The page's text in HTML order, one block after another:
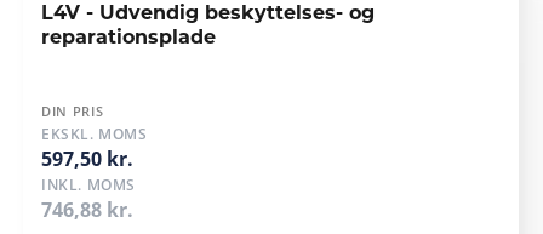
L4V - Udvendig beskyttelses- og
reparationsplade
DIN PRIS
EKSKL. MOMS
597,50 kr.
INKL. MOMS
746,88 kr.